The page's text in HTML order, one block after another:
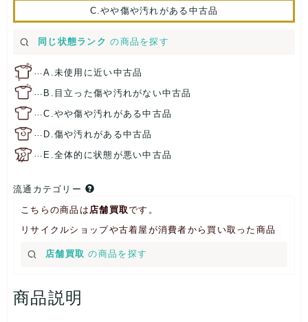
C.やや傷や汚れがある中古品
同じ状態ランク の商品を探す
…A.未使用に近い中古品
… B.目立った傷や汚れがない中古品
…C.やや傷や汚れがある中古品
… D.傷や汚れがある中古品
… E.全体的に状態が悪い中古品
流通カテゴリー
こちらの商品は 店舗買取です。
リサイクルショップや古着屋が消費者から買い取った商品
店舗買取 の商品を探す
商品説明